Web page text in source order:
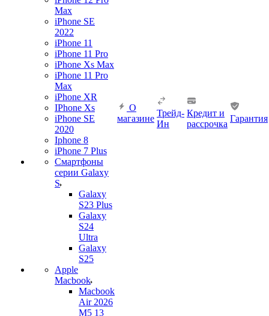
Max
iPhone SE
2022
iPhone 11
iPhone 11 Pro
iPhone Xs Max
iPhone 11 Pro
Max
iPhone XR
IPhone Xs
iPhone SE
2020
Iphone 8
iPhone 7 Plus
Смартфоны
серии Galaxy
S
Galaxy
S23 Plus
Galaxy
S24
Ultra
Galaxy
S25
Apple
Macbook
Macbook
Air 2026
M5 13
О
магазине
Трейд-
Ин
Кредит и
рассрочка
Гарантия